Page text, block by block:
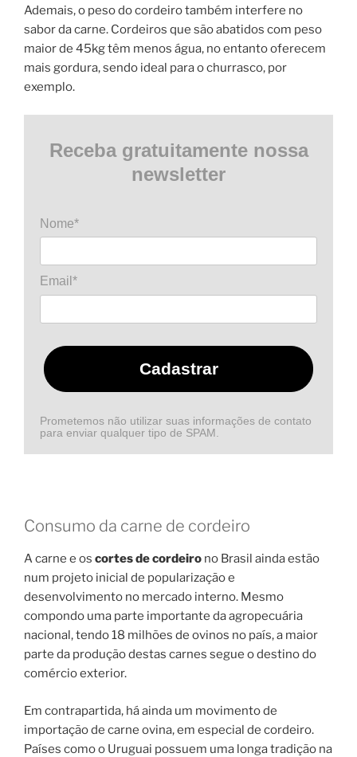
Ademais, o peso do cordeiro também interfere no
sabor da carne. Cordeiros que são abatidos com peso
maior de 45kg têm menos água, no entanto oferecem
mais gordura, sendo ideal para o churrasco, por
exemplo.
Receba gratuitamente nossa
newsletter
Nome*
Email*
Cadastrar
Prometemos não utilizar suas informações de contato
para enviar qualquer tipo de SPAM.
Consumo da carne de cordeiro
A carne e os cortes de cordeiro no Brasil ainda estão
num projeto inicial de popularização e
desenvolvimento no mercado interno. Mesmo
compondo uma parte importante da agropecuária
nacional, tendo 18 milhões de ovinos no país, a maior
parte da produção destas carnes segue o destino do
comércio exterior.
Em contrapartida, há ainda um movimento de
importação de carne ovina, em especial de cordeiro.
Países como o Uruguai possuem uma longa tradição na